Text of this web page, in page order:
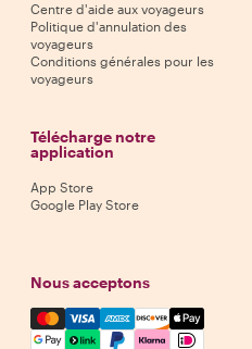
Centre d'aide aux voyageurs
Politique d'annulation des
voyageurs
Conditions générales pour les
voyageurs
Télécharge notre
application
App Store
Google Play Store
Nous acceptons
Mastercard, Visa, Amex,